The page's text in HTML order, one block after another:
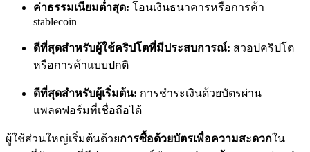
ข้อมูล
การวิเคราะห์ข้อมูลขนาดใหญ่ รวมถึงข้อมูลการค้า ฯลฯ
ค่าธรรมเนียมต่ำสุด: โอนเงินธนาคารหรือการค้า
stablecoin
ดีที่สุดสำหรับผู้ใช้คริปโตที่มีประสบการณ์: สวอปคริปโต
หรือการค้าแบบปกติ
ดีที่สุดสำหรับผู้เริ่มต้น: การชำระเงินด้วยบัตรผ่าน
แพลตฟอร์มที่เชื่อถือได้
ผู้ใช้ส่วนใหญ่เริ่มต้นด้วยการซื้อด้วยบัตรเพื่อความสะดวกใน